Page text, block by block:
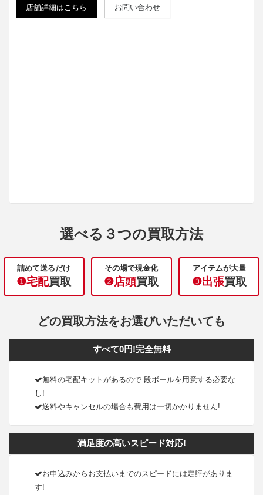
店舗詳細はこちら お問い合わせ
選べる３つの買取方法
詰めて送るだけ
❶宅配買取
その場で現金化
❷店頭買取
アイテムが大量
❸出張買取
どの買取方法をお選びいただいても
すべて0円!完全無料
無料の宅配キットがあるので 段ボールを用意する必要な
し!
送料やキャンセルの場合も費用は一切かかりません!
満足度の高いスピード対応!
お申込みからお支払いまでのスピードには定評がありま
す!